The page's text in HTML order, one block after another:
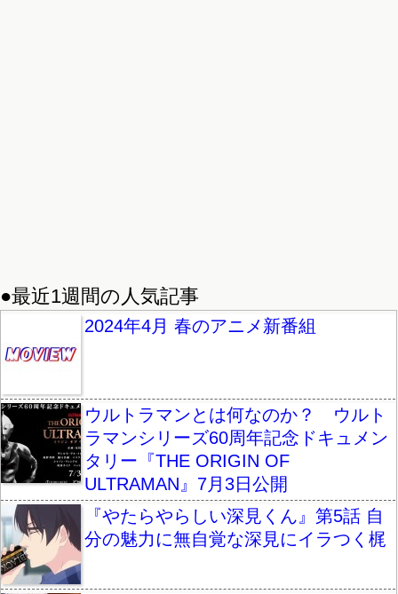
●最近1週間の人気記事
2024年4月 春のアニメ新番組
ウルトラマンとは何なのか？ ウルト
ラマンシリーズ60周年記念ドキュメン
タリー『THE ORIGIN OF
ULTRAMAN』7月3日公開
『やたらやらしい深見くん』第5話 自
分の魅力に無自覚な深見にイラつく梶